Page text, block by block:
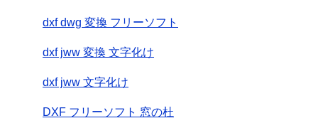
dxf dwg 変換 フリーソフト
dxf jww 変換 文字化け
dxf jww 文字化け
DXF フリーソフト 窓の杜